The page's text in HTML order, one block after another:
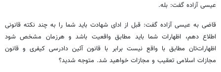
عیسی آزاده گفت: بله.
قاضی به عیسی آزاده گفت: قبل از ادای شهادت باید شما را به چند نکته قانونی
اطلاع دهم، اظهارات شما باید مطابق واقعیت باشد و هرزمان مشخص شود
اظهارات‌تان مطابق با واقع نیست برابر با قانون آئین دادرسی کیفری و قانون
مجازات اسلامی تعقیب و مجازات خواهید شد. متوجه شدید؟